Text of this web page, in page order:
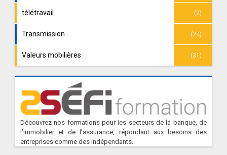
télétravail (2)
Transmission (24)
Valeurs mobilières (31)
Découvrez nos formations pour les secteurs de la banque, de
l’immobilier et de l’assurance, répondant aux besoins des
entreprises comme des indépendants.